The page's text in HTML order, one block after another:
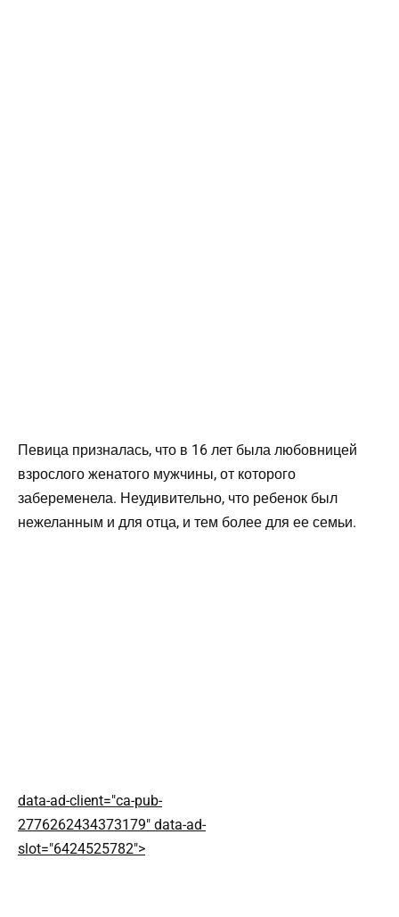
Певица призналась, что в 16 лет была любовницей
взрослого женатого мужчины, от которого
забеременела. Неудивительно, что ребенок был
нежеланным и для отца, и тем более для ее семьи.
data-ad-client="ca-pub-
2776262434373179" data-ad-
slot="6424525782">